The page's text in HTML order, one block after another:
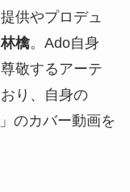
供やプロデュ
檎。Ado自身
敬するアーテ
り、自身の
のカバー動画を